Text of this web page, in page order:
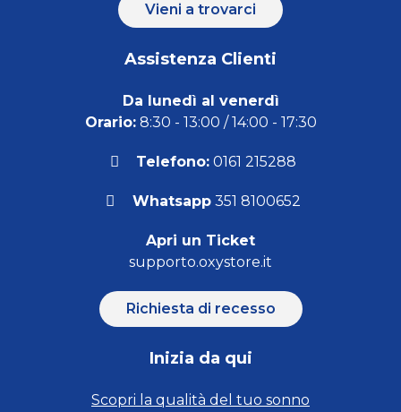
Vieni a trovarci
Assistenza Clienti
Da lunedì al venerdì
Orario:8:30 - 13:00 / 14:00 - 17:30
Telefono: 0161 215288
Whatsapp351 8100652
Apri un Ticket
supporto.oxystore.it
Richiesta di recesso
Inizia da qui
Scopri la qualità del tuo sonno